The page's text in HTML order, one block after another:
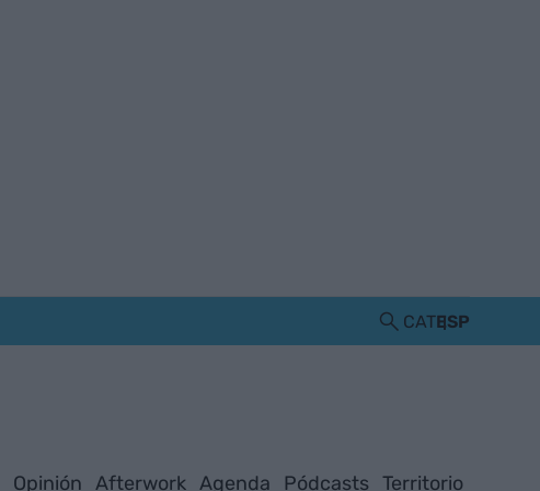
CATESP
Opinión Afterwork Agenda Pódcasts Territorio